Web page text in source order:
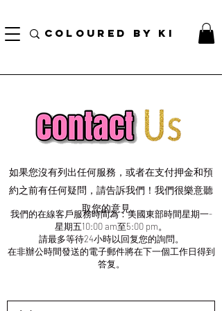
COLOURED BY KI
如果您沒有列出任何服務，或者在支付押金和預
約之前有任何疑問，請告訴我們！我們很樂意聽
取您的意見。
我們的在線客戶服務時間為：美國東部時間星期一-
星期五10:00 am至5:00 pm。
請最多等待24小時以回复您的詢問。
在非辦公時間發送的電子郵件將在下一個工作日得到
答复。